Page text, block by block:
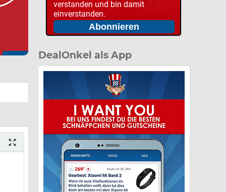
verstanden und bin damit
einverstanden.
DealOnkel als App